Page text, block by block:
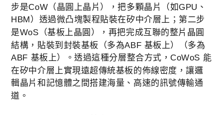
步是CoW（晶圓上晶片），把多顆晶片（如GPU、
HBM）透過微凸塊製程貼裝在矽中介層上；第二步
是WoS（基板上晶圓），再把完成互聯的整片晶圓
結構，貼裝到封裝基板（多為ABF 基板上）（多為
ABF 基板上）。透過這種分層整合方式，CoWoS 能
在矽中介層上實現遠超傳統基板的佈線密度，讓邏
輯晶片和記憶體之間搭建海量、高速的訊號傳輸通
道。